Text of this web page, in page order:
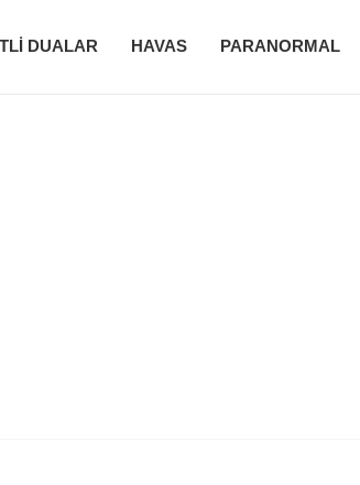
DUALAR HAVAS PARANORMAL